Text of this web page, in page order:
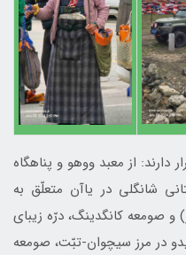
از معبد ووهو و پناهگاه
شانگلی در یاآن متعلّق به
تانگ، کوه گونگگا (7556 متر) و صومعه کانگدینگ، درّه زیبای
در مرز سیچوان-تبّت، صومعه